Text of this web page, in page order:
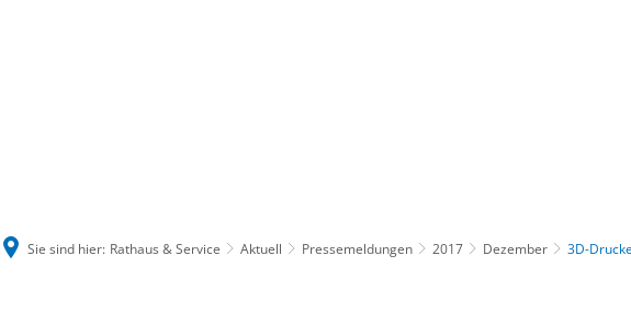
Sie sind hier: Rathaus & Service Aktuell Pressemeldungen 2017 Dezember 3D-